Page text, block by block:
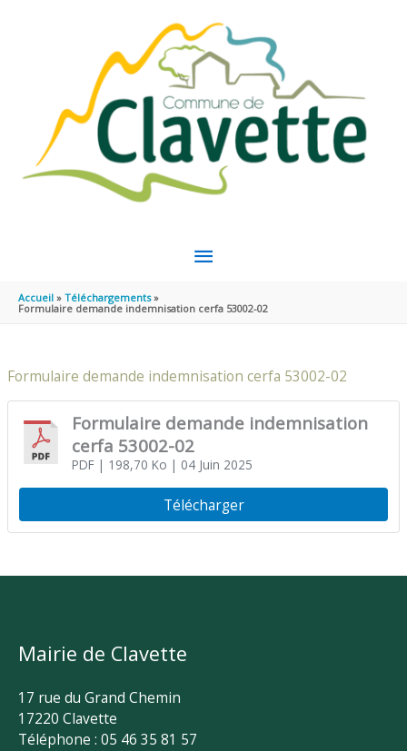
MENU
PRINCIPAL
Accueil
Téléchargements
Formulaire demande indemnisation cerfa 53002-02
Formulaire demande indemnisation cerfa 53002-02
Formulaire demande indemnisation
cerfa 53002-02
PDF| 198,70 Ko | 04 Juin 2025
Télécharger
Mairie de Clavette
17 rue du Grand Chemin
17220 Clavette
Téléphone : 05 46 35 81 57